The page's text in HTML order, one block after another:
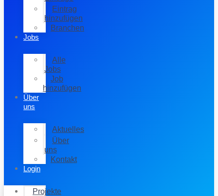
Eintrag
hinzufügen
Branchen
Jobs
Alle
Jobs
Job
hinzufügen
Über
uns
Aktuelles
Über
uns
Kontakt
Login
Projekte